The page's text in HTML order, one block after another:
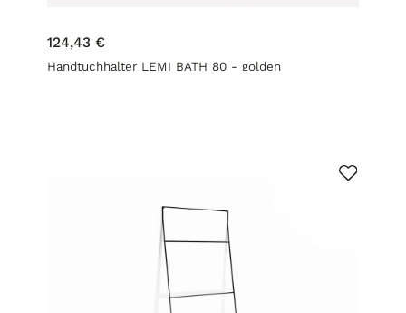
124,43 €
Handtuchhalter LEMI BATH 80 - golden